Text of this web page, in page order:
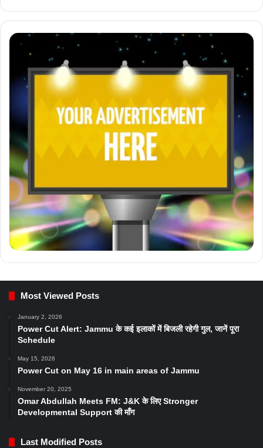
Most Viewed Posts
January 2, 2026
Power Cut Alert: Jammu के कई इलाकों में बिजली रहेगी गुल, जानें पूरा
Schedule
May 15, 2026
Power Cut on May 16 in main areas of Jammu
November 20, 2025
Omar Abdullah Meets FM: J&K के लिए Stronger
Developmental Support की माँग
Last Modified Posts